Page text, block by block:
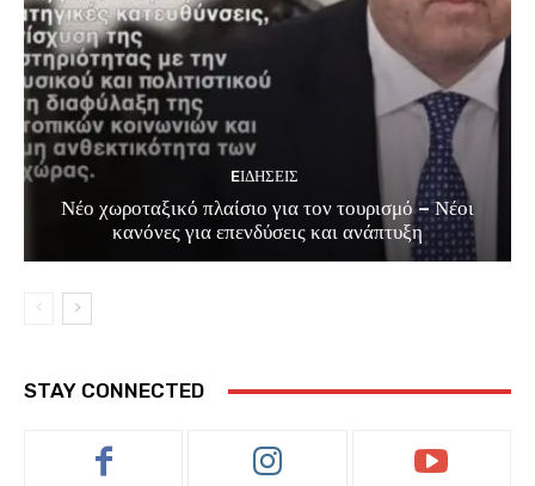
EΙΔΗΣΕΙΣ
Νέο χωροταξικό πλαίσιο για τον τουρισμό – Νέοι
κανόνες για επενδύσεις και ανάπτυξη
STAY CONNECTED